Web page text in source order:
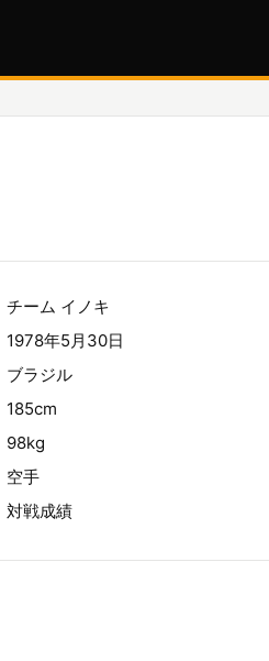
チーム イノキ
1978年5月30日
ブラジル
185cm
98kg
空手
対戦成績